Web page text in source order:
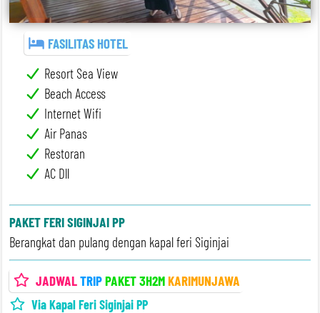
FASILITAS HOTEL
Resort Sea View
Beach Access
Internet Wifi
Air Panas
Restoran
AC Dll
PAKET FERI SIGINJAI PP
Berangkat dan pulang dengan kapal feri Siginjai
JADWALTRIPPAKET 3H2MKARIMUNJAWA
Via Kapal Feri Siginjai PP